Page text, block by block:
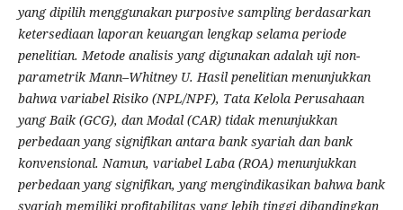
yang dipilih menggunakan purposive sampling berdasarkan
ketersediaan laporan keuangan lengkap selama periode
penelitian. Metode analisis yang digunakan adalah uji non-
parametrik Mann–Whitney U. Hasil penelitian menunjukkan
bahwa variabel Risiko (NPL/NPF), Tata Kelola Perusahaan
yang Baik (GCG), dan Modal (CAR) tidak menunjukkan
perbedaan yang signifikan antara bank syariah dan bank
konvensional. Namun, variabel Laba (ROA) menunjukkan
perbedaan yang signifikan, yang mengindikasikan bahwa bank
syariah memiliki profitabilitas yang lebih tinggi dibandingkan